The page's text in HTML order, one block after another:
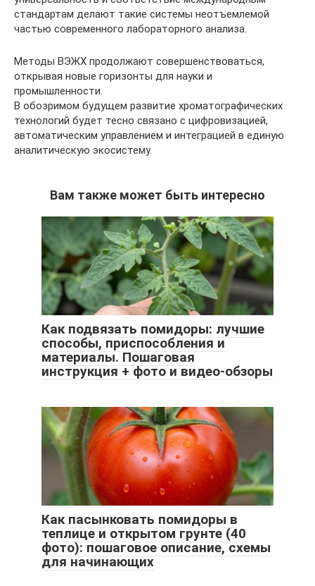
стандартам делают такие системы неотъемлемой
частью современного лабораторного анализа.
Методы ВЭЖХ продолжают совершенствоваться,
открывая новые горизонты для науки и
промышленности.
В обозримом будущем развитие хроматографических
технологий будет тесно связано с цифровизацией,
автоматическим управлением и интеграцией в единую
аналитическую экосистему.
Вам также может быть интересно
Как подвязать помидоры: лучшие
способы, приспособления и
материалы. Пошаговая
инструкция + фото и видео-обзоры
Как пасынковать помидоры в
теплице и открытом грунте (40
фото): пошаговое описание, схемы
для начинающих